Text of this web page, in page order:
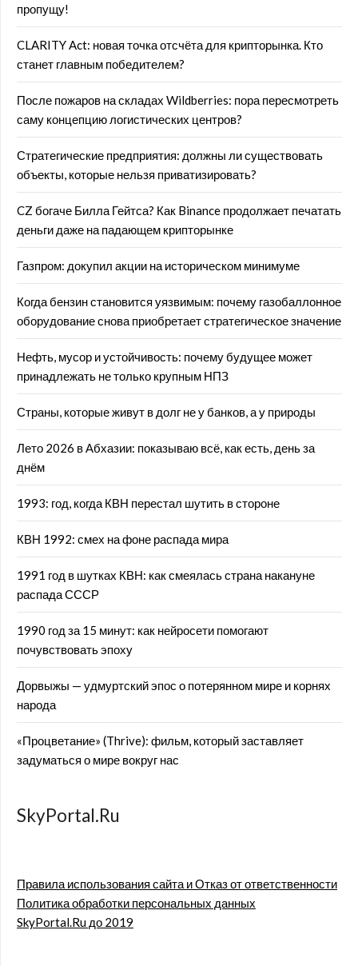
пропущу!
CLARITY Act: новая точка отсчёта для крипторынка. Кто
станет главным победителем?
После пожаров на складах Wildberries: пора пересмотреть
саму концепцию логистических центров?
Стратегические предприятия: должны ли существовать
объекты, которые нельзя приватизировать?
CZ богаче Билла Гейтса? Как Binance продолжает печатать
деньги даже на падающем крипторынке
Газпром: докупил акции на историческом минимуме
Когда бензин становится уязвимым: почему газобаллонное
оборудование снова приобретает стратегическое значение
Нефть, мусор и устойчивость: почему будущее может
принадлежать не только крупным НПЗ
Страны, которые живут в долг не у банков, а у природы
Лето 2026 в Абхазии: показываю всё, как есть, день за
днём
1993: год, когда КВН перестал шутить в стороне
КВН 1992: смех на фоне распада мира
1991 год в шутках КВН: как смеялась страна накануне
распада СССР
1990 год за 15 минут: как нейросети помогают
почувствовать эпоху
Дорвыжы — удмуртский эпос о потерянном мире и корнях
народа
«Процветание» (Thrive): фильм, который заставляет
задуматься о мире вокруг нас
SkyPortal.Ru
Правила использования сайта и Отказ от ответственности
Политика обработки персональных данных
SkyPortal.Ru до 2019